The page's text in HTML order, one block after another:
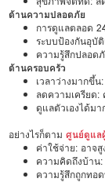
ด้านความปลอดภัย
การดูแลตลอด
ระบบป้องกันอุบั
ความรู้สึกปลอด
ด้านครอบครัว
เวลาว่างมากขึ้
ลดความเครียด:
ดูแลตัวเองได้ม
อย่างไรก็ตามศูนย์ดูแล
ค่าใช้จ่าย: อาจสู
ความคิดถึงบ้าน:
ความรู้สึกถูกทอ